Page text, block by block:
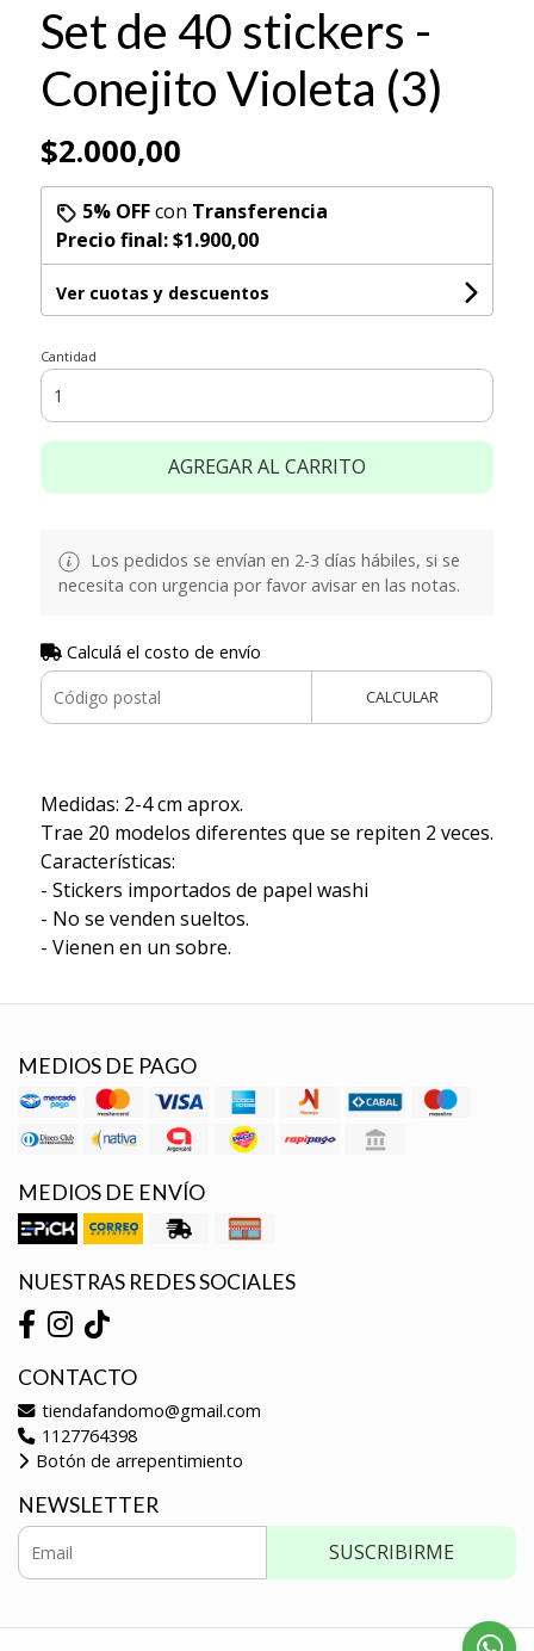
Set de 40 stickers -
Conejito Violeta (3)
$2.000,00
5% OFFcon Transferencia
Precio final:$1.900,00
Ver cuotas y descuentos
Cantidad
AGREGAR AL CARRITO
Los pedidos se envían en 2-3 días hábiles, si se
necesita con urgencia por favor avisar en las notas.
Calculá el costo de envío
CALCULAR
Medidas: 2-4 cm aprox.
Trae 20 modelos diferentes que se repiten 2 veces.
Características:
- Stickers importados de papel washi
- No se venden sueltos.
- Vienen en un sobre.
MEDIOS DE PAGO
MEDIOS DE ENVÍO
NUESTRAS REDES SOCIALES
CONTACTO
tiendafandomo@gmail.com
1127764398
Botón de arrepentimiento
NEWSLETTER
SUSCRIBIRME